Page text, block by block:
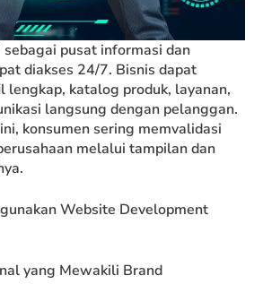
pusat informasi dan
diakses 24/7. Bisnis dapat
lengkap, katalog produk, layanan,
langsung dengan pelanggan.
konsumen sering memvalidasi
melalui tampilan dan
Website Development
yang Mewakili Brand